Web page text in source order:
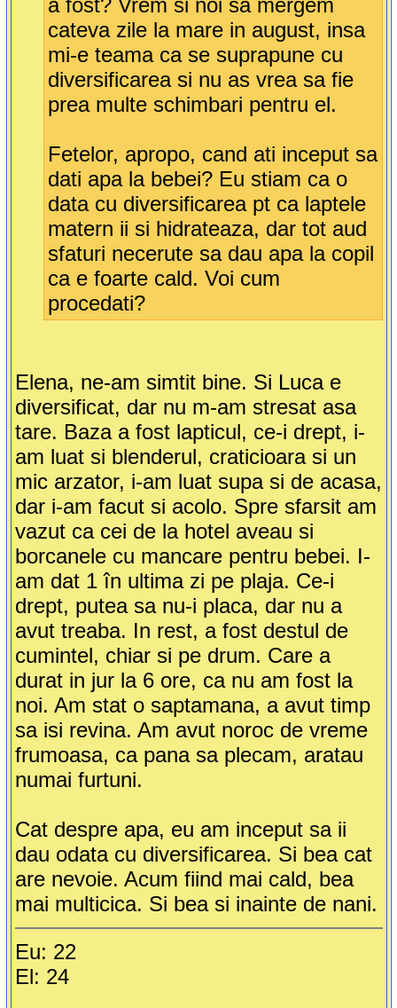
a fost? Vrem si noi sa mergem
cateva zile la mare in august, insa
mi-e teama ca se suprapune cu
diversificarea si nu as vrea sa fie
prea multe schimbari pentru el.
Fetelor, apropo, cand ati inceput sa
dati apa la bebei? Eu stiam ca o
data cu diversificarea pt ca laptele
matern ii si hidrateaza, dar tot aud
sfaturi necerute sa dau apa la copil
ca e foarte cald. Voi cum
procedati?
Elena, ne-am simtit bine. Si Luca e
diversificat, dar nu m-am stresat asa
tare. Baza a fost lapticul, ce-i drept, i-
am luat si blenderul, craticioara si un
mic arzator, i-am luat supa si de acasa,
dar i-am facut si acolo. Spre sfarsit am
vazut ca cei de la hotel aveau si
borcanele cu mancare pentru bebei. I-
am dat 1 în ultima zi pe plaja. Ce-i
drept, putea sa nu-i placa, dar nu a
avut treaba. In rest, a fost destul de
cumintel, chiar si pe drum. Care a
durat in jur la 6 ore, ca nu am fost la
noi. Am stat o saptamana, a avut timp
sa isi revina. Am avut noroc de vreme
frumoasa, ca pana sa plecam, aratau
numai furtuni.
Cat despre apa, eu am inceput sa ii
dau odata cu diversificarea. Si bea cat
are nevoie. Acum fiind mai cald, bea
mai multicica. Si bea si inainte de nani.
Eu: 22
El: 24